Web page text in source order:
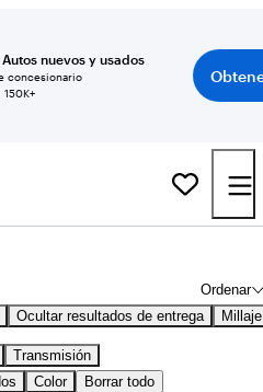
nuevos y usados
concesionario
150K+
Ordenar
Ocultar resultados de entrega Millaje
Transmisión
Color Borrar todo